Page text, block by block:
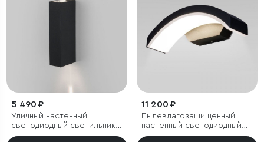
5 490 ₽
Уличный настенный
светодиодный светильник
Blaze LED IP65
11 200 ₽
Пылевлагозащищенный
настенный светодиодный
светильник Asteria D IP54